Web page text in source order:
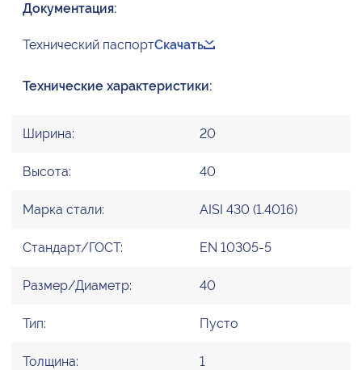
Документация:
Технический паспортСкачать
Технические характеристики:
Ширина: 20
Высота: 40
Марка стали: AISI 430 (1.4016)
Стандарт/ГОСТ: EN 10305-5
Размер/Диаметр: 40
Тип: Пусто
Толщина: 1